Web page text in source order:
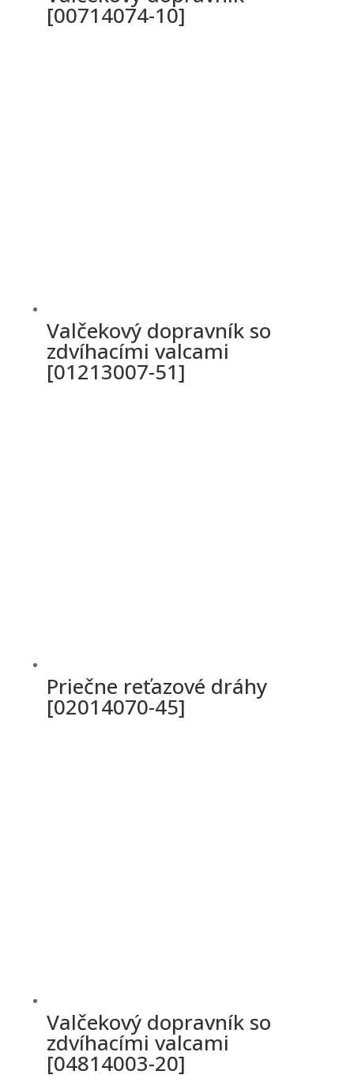
[00714074-10]
Valčekový dopravník so
zdvíhacími valcami
[01213007-51]
Priečne reťazové dráhy
[02014070-45]
Valčekový dopravník so
zdvíhacími valcami
[04814003-20]